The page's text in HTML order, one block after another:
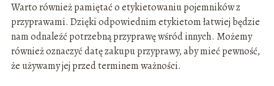
Warto również pamiętać o etykietowaniu pojemników z
przyprawami. Dzięki odpowiednim etykietom łatwiej będzie
nam odnaleźć potrzebną przyprawę wśród innych. Możemy
również oznaczyć datę zakupu przyprawy, aby mieć pewność,
że używamy jej przed terminem ważności.